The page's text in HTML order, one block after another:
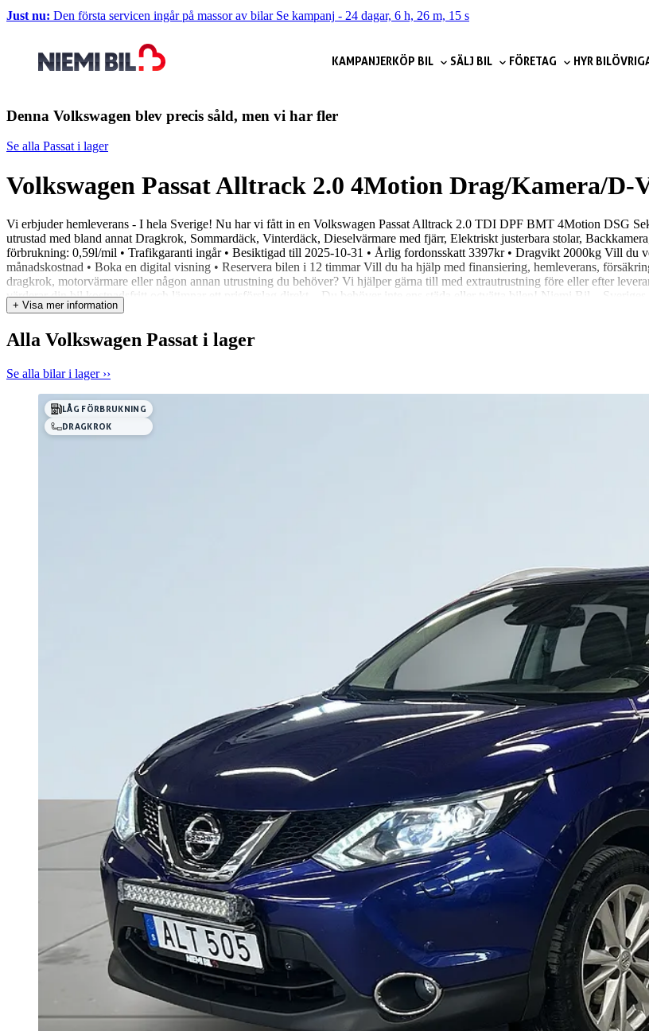
Just nu: Den första servicen ingår på massor av bilar Se kampanj - 24 dagar, 6 h, 26 m, 14 s
KAMPANJERKÖP BIL SÄLJ BIL FÖRETAG HYR BIL
Denna Volkswagen blev precis såld, men vi har fler
Se alla Passat i lager
Volkswagen Passat Alltrack 2.0 4Motion Drag/Kamera/D-
Vi erbjuder hemleverans - I hela Sverige! Nu har vi fått in en Volkswagen Passat Alltrack 2.0 TDI DPF BMT 4Motion DSG
utrustad med bland annat Dragkrok, Sommardäck, Vinterdäck, Dieselvärmare med fjärr, Elektriskt justerbara stolar,
förbrukning: 0,59l/mil • Trafikgaranti ingår • Besiktigad till 2025-10-31 • Årlig fordonsskatt 3397kr • Dragvikt 2000kg Vill du
månadskostnad • Boka en digital visning • Reservera bilen i 12 timmar Vill du ha hjälp med finansiering, hemleverans,
dragkrok, motorvärmare eller någon annan utrustning du behöver? Vi hjälper gärna till med extrautrustning före eller efter
värderar din bil kostnadsfritt och lämnar ett prisförslag direkt – Du behöver inte ens städa eller tvätta bilen! Niemi Bil –
+ Visa mer information
Alla Volkswagen Passat i lager
Se alla bilar i lager ››
LÅG FÖRBRUKNING
DRAGKROK